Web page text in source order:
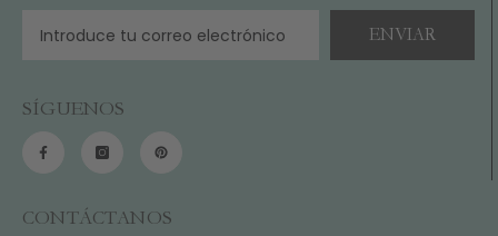
ENVIAR
SÍGUENOS
CONTÁCTANOS